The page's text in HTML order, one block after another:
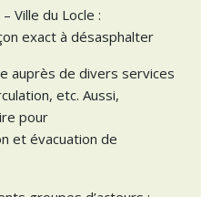
Ville du Locle :
exact à désasphalter
auprès de divers services
etc. Aussi,
pour
et évacuation de